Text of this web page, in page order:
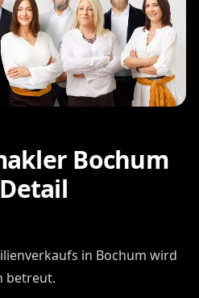
Bochum
in Bochum wird
betreut.